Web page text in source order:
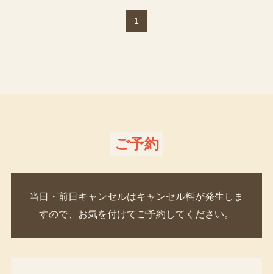
1
ご予約
当日・前日キャンセルはキャンセル料が発生しま
すので、お気を付けてご予約してください。